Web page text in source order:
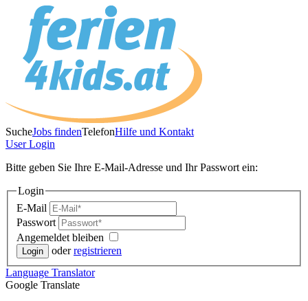
SucheJobs findenTelefonHilfe und Kontakt
UserLogin
Bitte geben Sie Ihre E-Mail-Adresse und Ihr Passwort ein:
Login
E-Mail
Passwort
Angemeldet bleiben
oderregistrieren
Language Translator
Google Translate